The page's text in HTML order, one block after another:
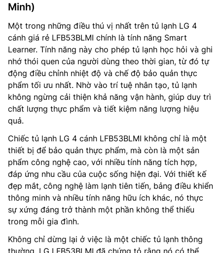
Minh)
Một trong những điều thú vị nhất trên tủ lạnh LG 4
cánh giá rẻ LFB53BLMI chính là tính năng Smart
Learner. Tính năng này cho phép tủ lạnh học hỏi và ghi
nhớ thói quen của người dùng theo thời gian, từ đó tự
động điều chỉnh nhiệt độ và chế độ bảo quản thực
phẩm tối ưu nhất. Nhờ vào trí tuệ nhân tạo, tủ lạnh
không ngừng cải thiện khả năng vận hành, giúp duy trì
chất lượng thực phẩm và tiết kiệm năng lượng hiệu
quả.
Chiếc tủ lạnh LG 4 cánh LFB53BLMI không chỉ là một
thiết bị để bảo quản thực phẩm, mà còn là một sản
phẩm công nghệ cao, với nhiều tính năng tích hợp,
đáp ứng nhu cầu của cuộc sống hiện đại. Với thiết kế
đẹp mắt, công nghệ làm lạnh tiên tiến, bảng điều khiển
thông minh và nhiều tính năng hữu ích khác, nó thực
sự xứng đáng trở thành một phần không thể thiếu
trong mỗi gia đình.
Không chỉ dừng lại ở việc là một chiếc tủ lạnh thông
thường, LG LFB53BLMI đã chứng tỏ rằng nó có thể